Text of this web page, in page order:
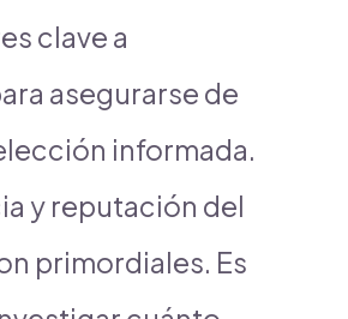
clave a
asegurarse de
informada.
y reputación del
primordiales. Es